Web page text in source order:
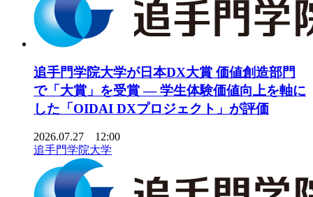
追手門学院大学が日本DX大賞 価値創造部門
で「大賞」を受賞 ― 学生体験価値向上を軸に
した「OIDAI DXプロジェクト」が評価
2026.07.27 12:00
追手門学院大学